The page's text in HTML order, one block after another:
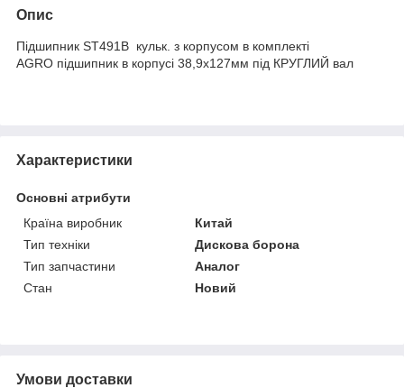
Опис
Підшипник ST491B кульк. з корпусом в комплекті
AGRO підшипник в корпусі 38,9х127мм під КРУГЛИЙ вал
Характеристики
Основні атрибути
Країна виробник
Китай
Тип техніки
Дискова борона
Тип запчастини
Аналог
Стан
Новий
Умови доставки